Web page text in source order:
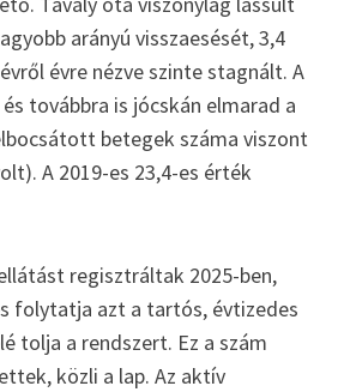
arányú visszaesését, 3,4
évre nézve szinte stagnált. A
továbbra is jócskán elmarad a
betegek száma viszont
A 2019-es 23,4-es érték
regisztráltak 2025-ben,
folytatja azt a tartós, évtizedes
tolja a rendszert. Ez a szám
közli a lap. Az aktív